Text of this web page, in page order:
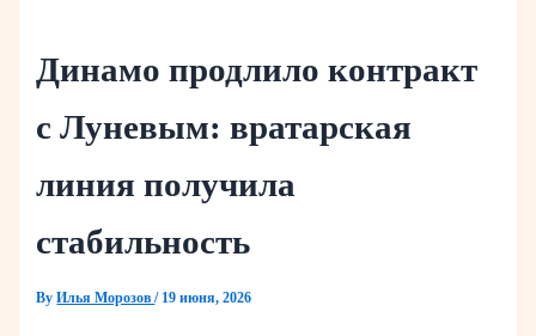
Динамо продлило контракт
с Луневым: вратарская
линия получила
стабильность
ByИлья Морозов/ 19 июня, 2026